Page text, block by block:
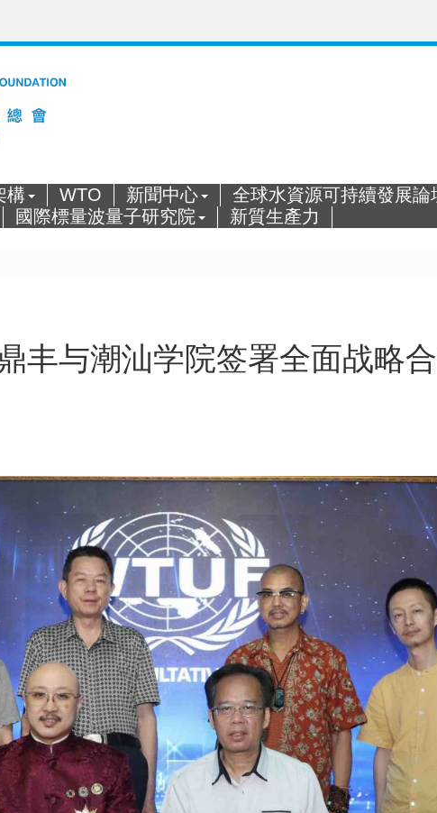
構 WTO 新聞中心 全球水資源可持續發展論
國際標量波量子研究院 新質生產力
丰与潮汕学院签署全面战略
会、天泉鼎丰与潮汕学院签署全面战略合作协议，由世贸总会及天泉鼎丰
发展研究院院长纪少游共同签署，广东省侨联原副主席、揭阳市侨联原主席
惠共赢”的原则，在元宇宙产业、空气制水项目、空气水植物工厂、标量波量
，发挥各自优势，学院将入驻海南元宇宙天空城，建立”空气水-巴斯马蒂米
发展中心，实现共赢。